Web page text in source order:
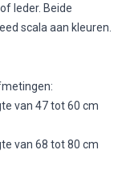
leder. Beide
scala aan kleuren.
van 47 tot 60 cm
van 68 tot 80 cm